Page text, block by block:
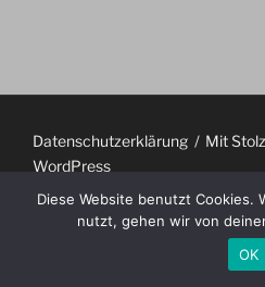
Datenschutzerklärung
Mit
WordPress
Diese Website benutzt Cookies.
nutzt, gehen wir von
OK